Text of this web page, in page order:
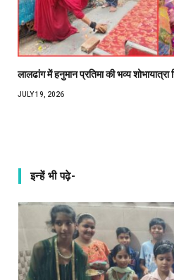
लालढांग में हनुमान प्रतिमा की भव्य शोभायात्रा
JULY 19, 2026
इन्हें भी पढ़े-